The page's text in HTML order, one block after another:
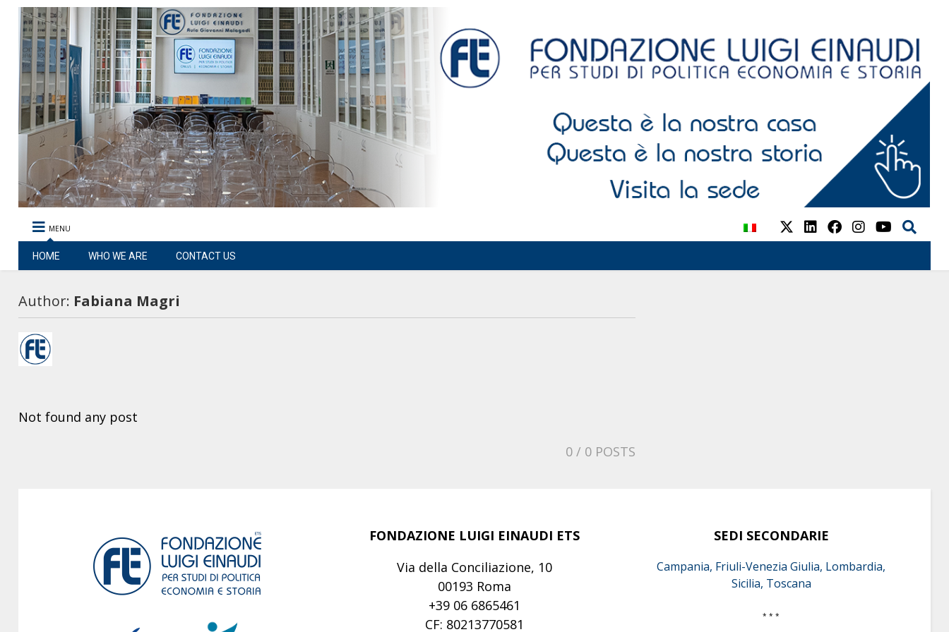
MENU
HOME WHO WE ARE CONTACT US
Author: Fabiana Magri
Not found any post
0 / 0 POSTS
FONDAZIONE LUIGI EINAUDI ETS
Via della Conciliazione, 10
00193 Roma
+39 06 6865461
CF: 80213770581
SEDI SECONDARIE
Campania, Friuli-Venezia Giulia, Lombardia,
Sicilia, Toscana
* * *